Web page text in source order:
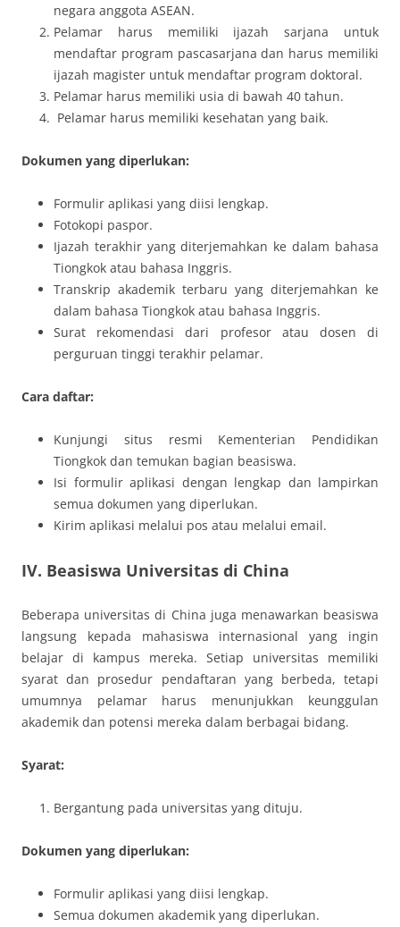
negara anggota ASEAN.
Pelamar harus memiliki ijazah sarjana untuk
mendaftar program pascasarjana dan harus memiliki
ijazah magister untuk mendaftar program doktoral.
Pelamar harus memiliki usia di bawah 40 tahun.
Pelamar harus memiliki kesehatan yang baik.
Dokumen yang diperlukan:
Formulir aplikasi yang diisi lengkap.
Fotokopi paspor.
Ijazah terakhir yang diterjemahkan ke dalam bahasa
Tiongkok atau bahasa Inggris.
Transkrip akademik terbaru yang diterjemahkan ke
dalam bahasa Tiongkok atau bahasa Inggris.
Surat rekomendasi dari profesor atau dosen di
perguruan tinggi terakhir pelamar.
Cara daftar:
Kunjungi situs resmi Kementerian Pendidikan
Tiongkok dan temukan bagian beasiswa.
Isi formulir aplikasi dengan lengkap dan lampirkan
semua dokumen yang diperlukan.
Kirim aplikasi melalui pos atau melalui email.
IV. Beasiswa Universitas di China
Beberapa universitas di China juga menawarkan beasiswa
langsung kepada mahasiswa internasional yang ingin
belajar di kampus mereka. Setiap universitas memiliki
syarat dan prosedur pendaftaran yang berbeda, tetapi
umumnya pelamar harus menunjukkan keunggulan
akademik dan potensi mereka dalam berbagai bidang.
Syarat:
Bergantung pada universitas yang dituju.
Dokumen yang diperlukan:
Formulir aplikasi yang diisi lengkap.
Semua dokumen akademik yang diperlukan.